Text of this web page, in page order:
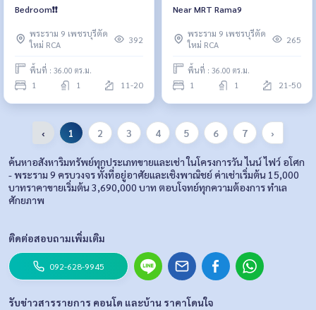
Bedroom❗️❗️
พระราม 9 เพชรบุรีตัด
ใหม่ RCA
392
พื้นที่ : 36.00 ตร.ม.
1 1 11-20
Near MRT Rama9
พระราม 9 เพชรบุรีตัด
ใหม่ RCA
265
พื้นที่ : 36.00 ตร.ม.
1 1 21-50
‹ 1 2 3 4 5 6 7 ›
ค้นหาอสังหาริมทรัพย์ทุกประเภทขายและเช่า ในโครงการวัน ไนน์ ไฟว์ อโศก
- พระราม 9 ครบวงจร ทั้งที่อยู่อาศัยและเชิงพาณิชย์ ค่าเช่าเริ่มต้น 15,000
บาทราคาขายเริ่มต้น 3,690,000 บาท ตอบโจทย์ทุกความต้องการ ทำเล
ศักยภาพ
ติดต่อสอบถามเพิ่มเติม
092-628-9945
รับข่าวสารรายการ คอนโด และบ้าน ราคาโดนใจ